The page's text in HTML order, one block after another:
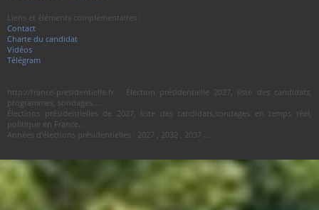
Liens et éléments complémentaires :
Contact
Charte du candidat
Vidéos
Télégram
http://france-presidentielle.fr - Élection présidentielle 2027, liste des candidats,
programmes, sondages ...
Élections présidentielles de 2027, liste des candidats,sondages en temps réel,
politique en France...
Années d'élections présidentielles : 2027 , 2032 , 2037 ...